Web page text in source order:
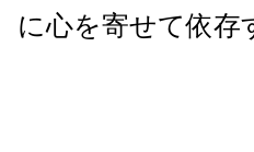
に心を寄せて依存